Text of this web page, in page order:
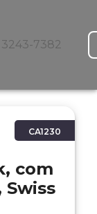
3243-7382
CA1230
com
Swiss